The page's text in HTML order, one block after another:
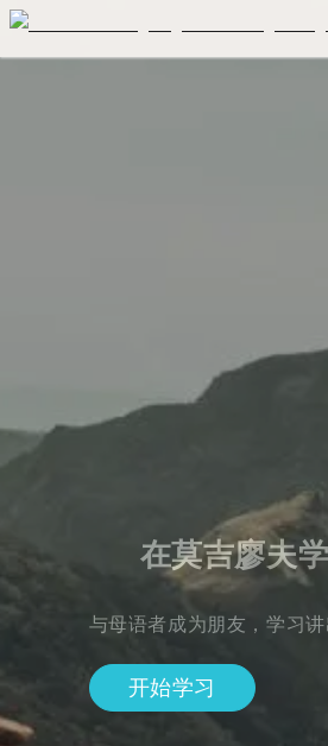
在莫吉廖夫
与母语者成为朋友，学习
开始学习